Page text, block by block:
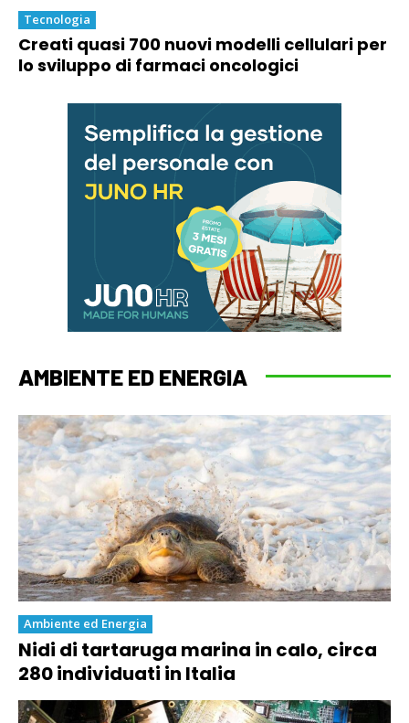
Tecnologia
Creati quasi 700 nuovi modelli cellulari per
lo sviluppo di farmaci oncologici
AMBIENTE ED ENERGIA
Ambiente ed Energia
Nidi di tartaruga marina in calo, circa
280 individuati in Italia